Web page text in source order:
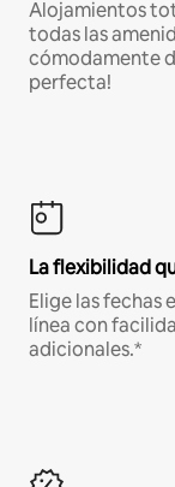
Alojamientos
todas las
cómodamente
perfecta!
La flexibilidad
Elige las fechas
línea con
adicionales.*